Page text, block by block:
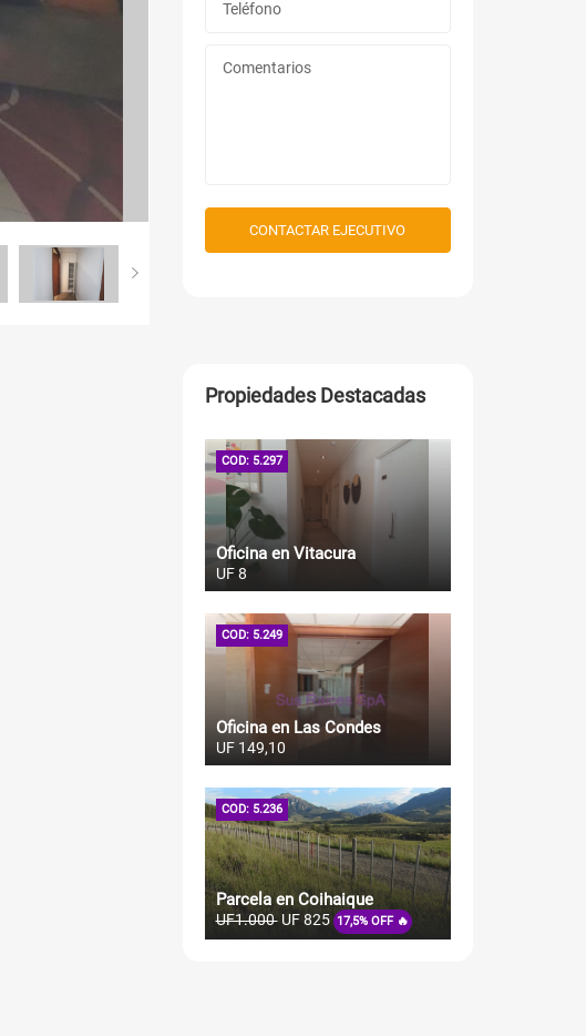
CONTACTAR EJECUTIVO
Propiedades Destacadas
COD: 5.297
Oficina en Vitacura
UF 8
COD: 5.249
Oficina en Las Condes
UF 149,10
COD: 5.236
Parcela en Coihaique
UF1.000 UF 825 17,5% OFF 🔥